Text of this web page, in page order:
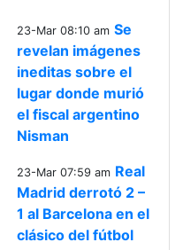
23-Mar 08:10 am Se
revelan imágenes
ineditas sobre el
lugar donde murió
el fiscal argentino
Nisman
23-Mar 07:59 am Real
Madrid derrotó 2 –
1 al Barcelona en el
clásico del fútbol